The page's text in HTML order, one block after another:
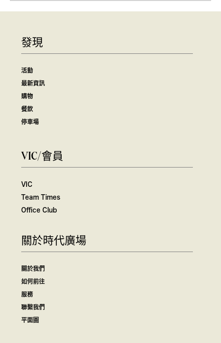
發現
活動
最新資訊
購物
餐飲
停車場
VIC/會員
VIC
Team Times
Office Club
關於時代廣場
關於我們
如何前往
服務
聯繫我們
平面圖